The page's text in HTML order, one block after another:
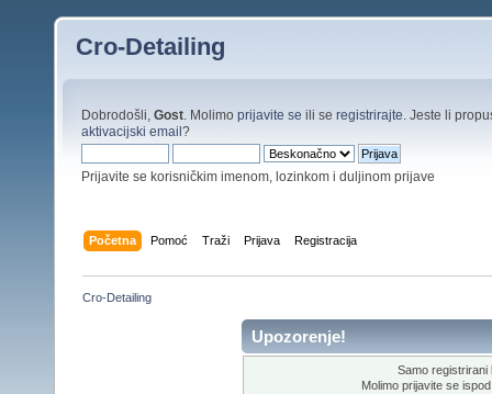
Cro-Detailing
Dobrodošli, Gost . Molimo prijavite se ili se registrirajte . Jeste li
aktivacijski email?
Prijavite se korisničkim imenom, lozinkom i duljinom prijave
Početna Pomoć Traži Prijava Registracija
Cro-Detailing
Upozorenje!
Samo registrirani
Molimo prijavite se